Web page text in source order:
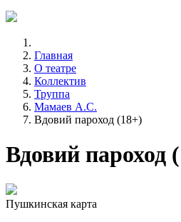
Главная
О театре
Коллектив
Труппа
Мамаев А.С.
Вдовий пароход (18+)
Вдовий пароход
Пушкинская карта